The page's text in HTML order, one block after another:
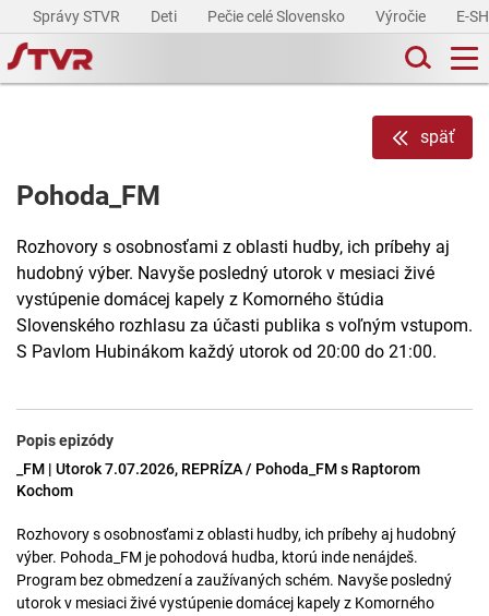
Správy STVR Deti Pečie celé Slovensko Výročie E-
späť
Pohoda_FM
Rozhovory s osobnosťami z oblasti hudby, ich príbehy aj
hudobný výber. Navyše posledný utorok v mesiaci živé
vystúpenie domácej kapely z Komorného štúdia
Slovenského rozhlasu za účasti publika s voľným vstupom.
S Pavlom Hubinákom každý utorok od 20:00 do 21:00.
Popis epizódy
_FM | Utorok 7.07.2026, REPRÍZA / Pohoda_FM s Raptorom
Kochom
Rozhovory s osobnosťami z oblasti hudby, ich príbehy aj hudobný
výber. Pohoda_FM je pohodová hudba, ktorú inde nenájdeš.
Program bez obmedzení a zaužívaných schém. Navyše posledný
utorok v mesiaci živé vystúpenie domácej kapely z Komorného